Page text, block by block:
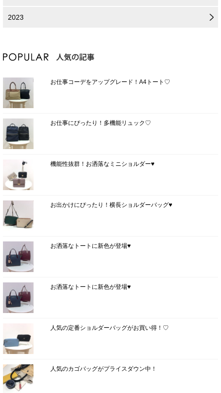
2023
お仕事コーデをアップグレード！A4トート♡
お仕事にぴったり！多機能リュック♡
機能性抜群！お洒落なミニショルダー♥
お出かけにぴったり！横長ショルダーバッグ♥
お洒落なトートに新色が登場♥
お洒落なトートに新色が登場♥
人気の定番ショルダーバッグがお買い得！♡
人気のカゴバッグがプライスダウン中！